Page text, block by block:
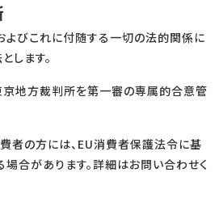
よびこれに付随する一切の法的関係に
します。
京地方裁判所を第一審の専属的合意管
者の方には、EU消費者保護法令に基
合があります。詳細はお問い合わせく